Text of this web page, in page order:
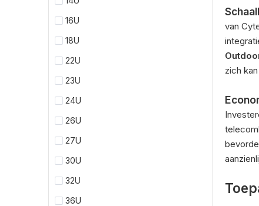
16U
18U
22U
23U
24U
26U
27U
30U
32U
36U
van
zich